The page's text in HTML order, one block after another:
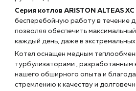
Серия котлов ARISTON ALTEAS XC
бесперебойную работу в течение
позволяя обеспечить
каждый день, даже в экстремальных
Котел оснащен медным
турбулизаторами , разработанным
нашего обширного опыта и
стремлению к качеству и